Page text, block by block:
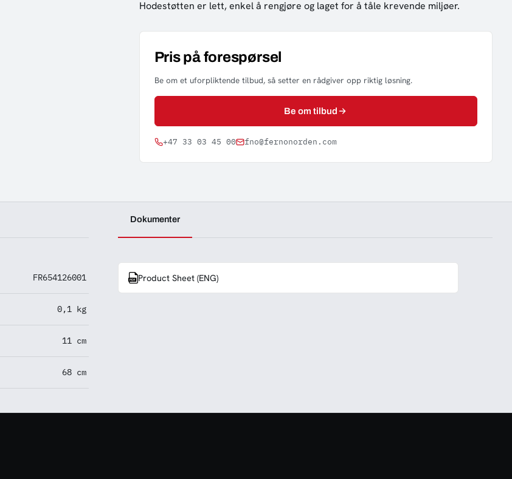
Hodestøtten er lett, enkel å rengjøre og laget for å tåle krevende miljøer.
Pris på forespørsel
Be om et uforpliktende tilbud, så setter en rådgiver opp riktig løsning.
Be om tilbud
+47 33 03 45 00 fno@fernonorden.com
FR654126001
0,1 kg
11 cm
68 cm
Dokumenter
Product Sheet (ENG)